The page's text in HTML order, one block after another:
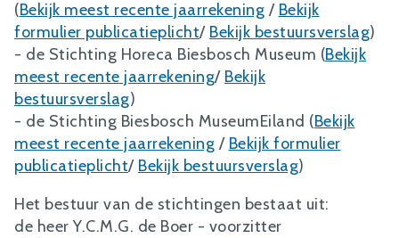
(Bekijk meest recente jaarrekening / Bekijk
formulier publicatieplicht/ Bekijk bestuursverslag)
- de Stichting Horeca Biesbosch Museum (Bekijk
meest recente jaarrekening/ Bekijk
bestuursverslag)
- de Stichting Biesbosch MuseumEiland (Bekijk
meest recente jaarrekening / Bekijk formulier
publicatieplicht/ Bekijk bestuursverslag)
Het bestuur van de stichtingen bestaat uit:
de heer Y.C.M.G. de Boer - voorzitter